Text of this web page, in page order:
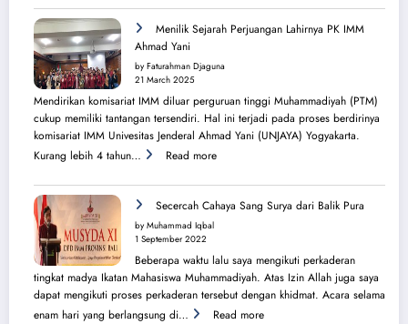
Hijrah
Syiarkan
di
Melbourne
dan
Brisbane
Menilik Sejarah Perjuangan Lahirnya PK IMM
Ahmad Yani
by Faturahman Djaguna
21 March 2025
Mendirikan komisariat IMM diluar perguruan tinggi Muhammadiyah (PTM)
cukup memiliki tantangan tersendiri. Hal ini terjadi pada proses berdirinya
komisariat IMM Univesitas Jenderal Ahmad Yani (UNJAYA) Yogyakarta.
Kurang lebih 4 tahun…
Read more:
Sejarah
Perjuangan
IMM
Ahmad
Yani
Secercah Cahaya Sang Surya dari Balik Pura
by Muhammad Iqbal
1 September 2022
Beberapa waktu lalu saya mengikuti perkaderan
tingkat madya Ikatan Mahasiswa Muhammadiyah. Atas Izin Allah juga saya
dapat mengikuti proses perkaderan tersebut dengan khidmat. Acara selama
enam hari yang berlangsung di…
Read more: